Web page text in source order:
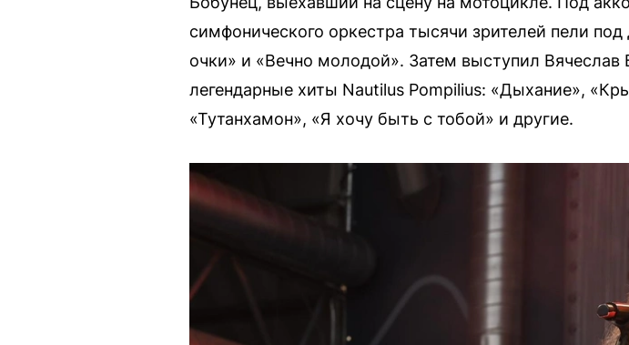
симфонического оркестра тысячи зрителей пели
очки» и «Вечно молодой». Затем выступил
легендарные хиты Nautilus Pompilius: «Дыхание»,
«Тутанхамон», «Я хочу быть с тобой» и другие.